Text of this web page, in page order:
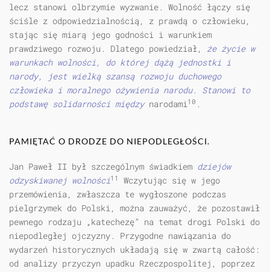
lecz stanowi olbrzymie wyzwanie. Wolność łączy się
ściśle z odpowiedzialnością, z prawdą o człowieku,
stając się miarą jego godności i warunkiem
prawdziwego rozwoju. Dlatego powiedział, że życie w
warunkach wolności, do której dążą jednostki i
narody, jest wielką szansą rozwoju duchowego
człowieka i moralnego ożywienia narodu. Stanowi to
podstawę solidarności między narodami10 .
PAMIĘTAĆ O DRODZE DO NIEPODLEGŁOŚCI.
Jan Paweł II był szczególnym świadkiem dziejów
odzyskiwanej wolności11
Wczytując się w jego
przemówienia, zwłaszcza te wygłoszone podczas
pielgrzymek do Polski, można zauważyć, że pozostawił
pewnego rodzaju „katechezę” na temat drogi Polski do
niepodległej ojczyzny. Przygodne nawiązania do
wydarzeń historycznych układają się w zwartą całość:
od analizy przyczyn upadku Rzeczpospolitej, poprzez